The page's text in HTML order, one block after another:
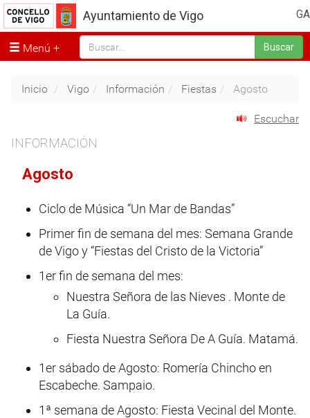
GA
Ayuntamiento de Vigo
Menú Buscar
Inicio Vigo Información Fiestas Agosto
Escuchar
INFORMACIÓN
Agosto
Ciclo de Música “Un Mar de Bandas”
Primer fin de semana del mes: Semana Grande
de Vigo y “Fiestas del Cristo de la Victoria”
1er fin de semana del mes:
Nuestra Señora de las Nieves . Monte de
La Guía.
Fiesta Nuestra Señora De A Guía. Matamá.
1er sábado de Agosto: Romería Chincho en
Escabeche. Sampaio.
1ª semana de Agosto: Fiesta Vecinal del Monte.